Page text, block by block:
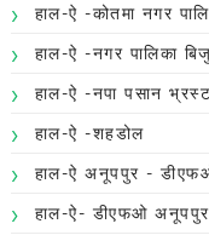
हाल-ऐ -कोतमा नगर
हाल-ऐ -नगर पालिका
हाल-ऐ -नपा पसान
हाल-ऐ -शहडोल
हाल-ऐ अनूपपुर -
हाल-ऐ- डीएफओ अनूपपुर